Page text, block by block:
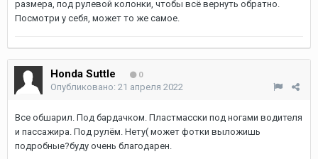
размера, под рулевой колонки, чтобы всё вернуть обратно.
Посмотри у себя, может то же самое.
Honda Suttle 0
Опубликовано: 21 апреля 2022
Все обшарил. Под бардачком. Пластмасски под ногами водителя
и пассажира. Под рулём. Нету( может фотки выложишь
подробные?буду очень благодарен.